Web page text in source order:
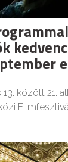
között 21.